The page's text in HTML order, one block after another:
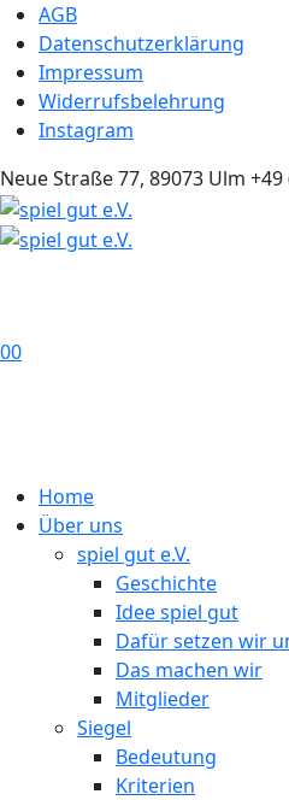
AGB
Datenschutzerklärung
Impressum
Widerrufsbelehrung
Instagram
Neue Straße 77, 89073 Ulm +49
00
Home
Über uns
spiel gut e.V.
Geschichte
Idee spiel gut
Dafür setzen wir
Das machen wir
Mitglieder
Siegel
Bedeutung
Kriterien